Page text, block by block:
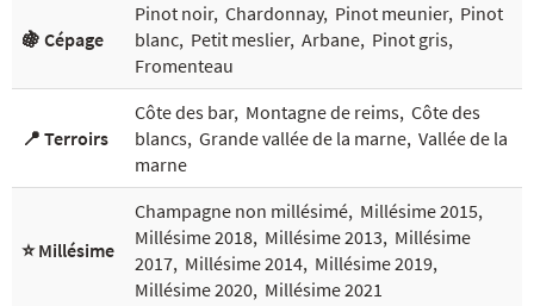
🍇 Cépage
Pinot noir, Chardonnay, Pinot meunier, Pinot
blanc, Petit meslier, Arbane, Pinot gris,
Fromenteau
📍 Terroirs
Côte des bar, Montagne de reims, Côte des
blancs, Grande vallée de la marne, Vallée de la
marne
⭐ Millésime
Champagne non millésimé, Millésime 2015,
Millésime 2018, Millésime 2013, Millésime
2017, Millésime 2014, Millésime 2019,
Millésime 2020, Millésime 2021